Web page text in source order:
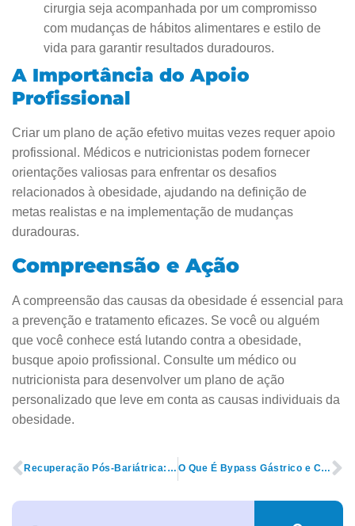
cirurgia seja acompanhada por um compromisso
com mudanças de hábitos alimentares e estilo de
vida para garantir resultados duradouros.
A Importância do Apoio
Profissional
Criar um plano de ação efetivo muitas vezes requer apoio
profissional. Médicos e nutricionistas podem fornecer
orientações valiosas para enfrentar os desafios
relacionados à obesidade, ajudando na definição de
metas realistas e na implementação de mudanças
duradouras.
Compreensão e Ação
A compreensão das causas da obesidade é essencial para
a prevenção e tratamento eficazes. Se você ou alguém
que você conhece está lutando contra a obesidade,
busque apoio profissional. Consulte um médico ou
nutricionista para desenvolver um plano de ação
personalizado que leve em conta as causas individuais da
obesidade.
Recuperação Pós-Bariátrica: O Que Esperar nos Primeiros Meses O Que É Bypass Gástrico e Como Ele Funciona?